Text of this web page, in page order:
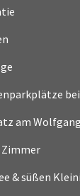
am
Zimmer
& süßen